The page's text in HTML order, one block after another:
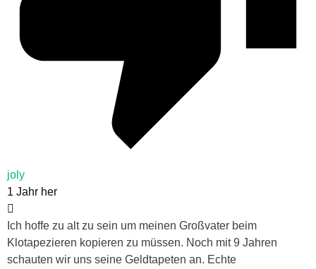
joly
1 Jahr her
Ich hoffe zu alt zu sein um meinen Großvater beim
Klotapezieren kopieren zu müssen. Noch mit 9 Jahren
schauten wir uns seine Geldtapeten an. Echte